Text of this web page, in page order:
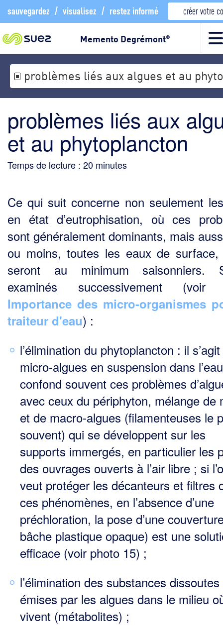
sauvegardez / visualisez / restez informé créer votre
Memento Degrémont®
problèmes liés aux algues et au
problèmes liés aux
et au phytoplancton
Temps de lecture : 20 minutes
Ce qui suit concerne non seulement
en état d’eutrophisation, où ces
sont généralement dominants, mais
ou moins, toutes les eaux de
seront au minimum saisonniers.
examinés successivement (voir
Importance des micro-organismes
traiteur d'eau) :
l’élimination du phytoplancton : il
micro-algues en suspension dans
confond souvent ces problèmes
avec ceux du périphyton, mélange de
et de macro-algues (filamenteuses le
souvent) qui se développent sur les
supports immergés, en particulier les
des ouvrages ouverts à l’air libre ; si
veut protéger les décanteurs et filtres
ces phénomènes, en l’absence d’une
préchloration, la pose d’une
bâche plastique opaque) est une
efficace (voir photo 15) ;
l’élimination des substances dissoutes
émises par les algues dans le milieu
vivent (métabolites) ;